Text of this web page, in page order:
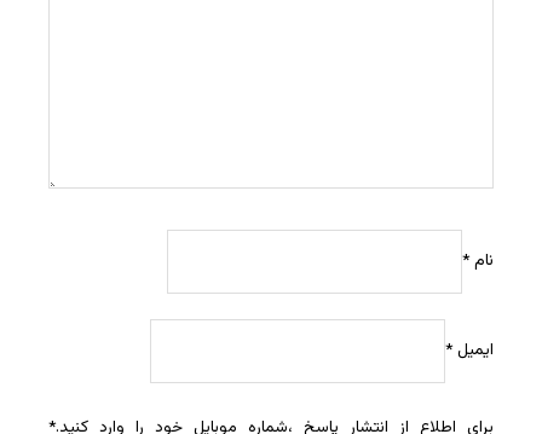
نام*
ایمیل*
برای اطلاع از انتشار پاسخ ،شماره موبایل خود را وارد کنید.*